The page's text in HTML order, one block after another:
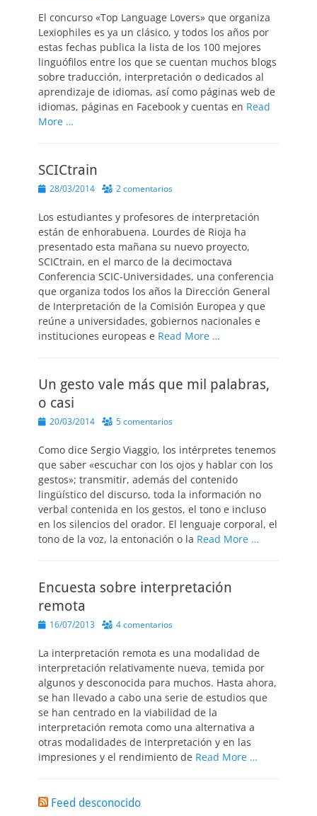
El concurso «Top Language Lovers» que organiza
Lexiophiles es ya un clásico, y todos los años por
estas fechas publica la lista de los 100 mejores
linguófilos entre los que se cuentan muchos blogs
sobre traducción, interpretación o dedicados al
aprendizaje de idiomas, así como páginas web de
idiomas, páginas en Facebook y cuentas en Read
More …
SCICtrain
Publicado
28/03/2014 2 comentarios
Los estudiantes y profesores de interpretación
están de enhorabuena. Lourdes de Rioja ha
presentado esta mañana su nuevo proyecto,
SCICtrain, en el marco de la decimoctava
Conferencia SCIC-Universidades, una conferencia
que organiza todos los años la Dirección General
de Interpretación de la Comisión Europea y que
reúne a universidades, gobiernos nacionales e
instituciones europeas e Read More …
Un gesto vale más que mil palabras,
o casi
Publicado
20/03/2014 5 comentarios
Como dice Sergio Viaggio, los intérpretes tenemos
que saber «escuchar con los ojos y hablar con los
gestos»; transmitir, además del contenido
lingüístico del discurso, toda la información no
verbal contenida en los gestos, el tono e incluso
en los silencios del orador. El lenguaje corporal, el
tono de la voz, la entonación o la Read More …
Encuesta sobre interpretación
remota
Publicado
16/07/2013 4 comentarios
La interpretación remota es una modalidad de
interpretación relativamente nueva, temida por
algunos y desconocida para muchos. Hasta ahora,
se han llevado a cabo una serie de estudios que
se han centrado en la viabilidad de la
interpretación remota como una alternativa a
otras modalidades de interpretación y en las
impresiones y el rendimiento de Read More …
Feed desconocido